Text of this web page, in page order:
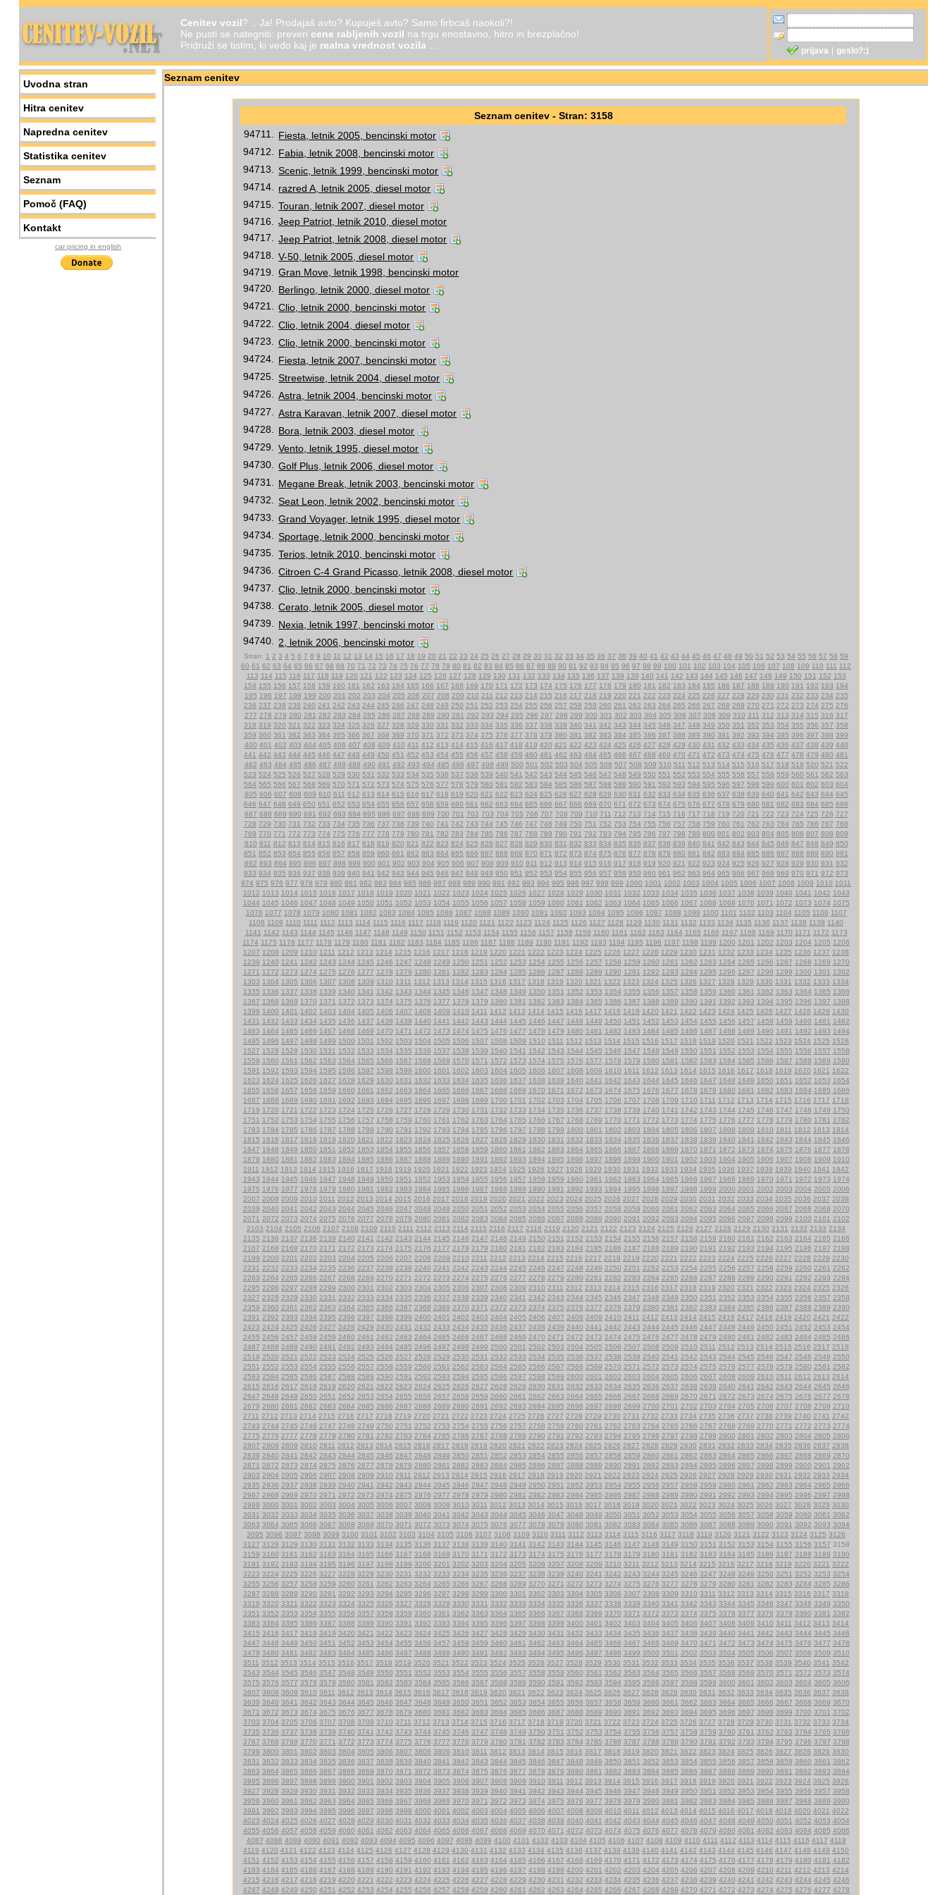
Cenitev vozil? .. Ja! Prodajaš avto? Kupuješ avto? Samo firbcaš naokoli?!
Ne pusti se nategniti: preveri cene rabljenih vozil na trgu enostavno, hitro in brezplačno!
Pridruži se tistim, ki vedo kaj je realna vrednost vozila ... prijava geslo?:)
Uvodna stran
Hitra cenitev
Napredna cenitev
Statistika cenitev
Seznam
Pomoč (FAQ)
Kontakt
car pricing in english
Seznam cenitev
Seznam cenitev - Stran: 3158
94711.
Fiesta, letnik 2005, bencinski motor
94712.
Fabia, letnik 2008, bencinski motor
94713.
Scenic, letnik 1999, bencinski motor
94714.
razred A, letnik 2005, diesel motor
94715.
Touran, letnik 2007, diesel motor
94716.
Jeep Patriot, letnik 2010, diesel motor
94717.
Jeep Patriot, letnik 2008, diesel motor
94718.
V-50, letnik 2005, diesel motor
94719.
Gran Move, letnik 1998, bencinski motor
94720.
Berlingo, letnik 2000, diesel motor
94721.
Clio, letnik 2000, bencinski motor
94722.
Clio, letnik 2004, diesel motor
94723.
Clio, letnik 2000, bencinski motor
94724.
Fiesta, letnik 2007, bencinski motor
94725.
Streetwise, letnik 2004, diesel motor
94726.
Astra, letnik 2004, bencinski motor
94727.
Astra Karavan, letnik 2007, diesel motor
94728.
Bora, letnik 2003, diesel motor
94729.
Vento, letnik 1995, diesel motor
94730.
Golf Plus, letnik 2006, diesel motor
94731.
Megane Break, letnik 2003, bencinski motor
94732.
Seat Leon, letnik 2002, bencinski motor
94733.
Grand Voyager, letnik 1995, diesel motor
94734.
Sportage, letnik 2000, bencinski motor
94735.
Terios, letnik 2010, bencinski motor
94736.
Citroen C-4 Grand Picasso, letnik 2008, diesel motor
94737.
Clio, letnik 2000, bencinski motor
94738.
Cerato, letnik 2005, diesel motor
94739.
Nexia, letnik 1997, bencinski motor
94740.
2, letnik 2006, bencinski motor
Stran: 1 2 3 4 5 6 7 8 9 10 11 12 13 14 15 16 17 18 19 20 21 22 23 24 25 26 27 28 29 30 31 32 33 34 35 36 37 38 39 40 41 42 43 44 45 46 47 48 49 50 51 52 53 54 55 56 57 58 59
60 61 62 63 64 65 66 67 68 69 70 71 72 73 74 75 76 77 78 79 80 81 82 83 84 85 86 87 88 89 90 91 92 93 94 95 96 97 98 99 100 101 102 103 104 105 106 107 108 109 110 111 112
113 114 115 116 117 118 119 120 121 122 123 124 125 126 127 128 129 130 131 132 133 134 135 136 137 138 139 140 141 142 143 144 145 146 147 148 149 150 151 152 153
154 155 156 157 158 159 160 161 162 163 164 165 166 167 168 169 170 171 172 173 174 175 176 177 178 179 180 181 182 183 184 185 186 187 188 189 190 191 192 193 194
195 196 197 198 199 200 201 202 203 204 205 206 207 208 209 210 211 212 213 214 215 216 217 218 219 220 221 222 223 224 225 226 227 228 229 230 231 232 233 234 235
236 237 238 239 240 241 242 243 244 245 246 247 248 249 250 251 252 253 254 255 256 257 258 259 260 261 262 263 264 265 266 267 268 269 270 271 272 273 274 275 276
277 278 279 280 281 282 283 284 285 286 287 288 289 290 291 292 293 294 295 296 297 298 299 300 301 302 303 304 305 306 307 308 309 310 311 312 313 314 315 316 317
318 319 320 321 322 323 324 325 326 327 328 329 330 331 332 333 334 335 336 337 338 339 340 341 342 343 344 345 346 347 348 349 350 351 352 353 354 355 356 357 358
359 360 361 362 363 364 365 366 367 368 369 370 371 372 373 374 375 376 377 378 379 380 381 382 383 384 385 386 387 388 389 390 391 392 393 394 395 396 397 398 399
400 401 402 403 404 405 406 407 408 409 410 411 412 413 414 415 416 417 418 419 420 421 422 423 424 425 426 427 428 429 430 431 432 433 434 435 436 437 438 439 440
441 442 443 444 445 446 447 448 449 450 451 452 453 454 455 456 457 458 459 460 461 462 463 464 465 466 467 468 469 470 471 472 473 474 475 476 477 478 479 480 481
482 483 484 485 486 487 488 489 490 491 492 493 494 495 496 497 498 499 500 501 502 503 504 505 506 507 508 509 510 511 512 513 514 515 516 517 518 519 520 521 522
523 524 525 526 527 528 529 530 531 532 533 534 535 536 537 538 539 540 541 542 543 544 545 546 547 548 549 550 551 552 553 554 555 556 557 558 559 560 561 562 563
564 565 566 567 568 569 570 571 572 573 574 575 576 577 578 579 580 581 582 583 584 585 586 587 588 589 590 591 592 593 594 595 596 597 598 599 600 601 602 603 604
605 606 607 608 609 610 611 612 613 614 615 616 617 618 619 620 621 622 623 624 625 626 627 628 629 630 631 632 633 634 635 636 637 638 639 640 641 642 643 644 645
646 647 648 649 650 651 652 653 654 655 656 657 658 659 660 661 662 663 664 665 666 667 668 669 670 671 672 673 674 675 676 677 678 679 680 681 682 683 684 685 686
687 688 689 690 691 692 693 694 695 696 697 698 699 700 701 702 703 704 705 706 707 708 709 710 711 712 713 714 715 716 717 718 719 720 721 722 723 724 725 726 727
728 729 730 731 732 733 734 735 736 737 738 739 740 741 742 743 744 745 746 747 748 749 750 751 752 753 754 755 756 757 758 759 760 761 762 763 764 765 766 767 768
769 770 771 772 773 774 775 776 777 778 779 780 781 782 783 784 785 786 787 788 789 790 791 792 793 794 795 796 797 798 799 800 801 802 803 804 805 806 807 808 809
810 811 812 813 814 815 816 817 818 819 820 821 822 823 824 825 826 827 828 829 830 831 832 833 834 835 836 837 838 839 840 841 842 843 844 845 846 847 848 849 850
851 852 853 854 855 856 857 858 859 860 861 862 863 864 865 866 867 868 869 870 871 872 873 874 875 876 877 878 879 880 881 882 883 884 885 886 887 888 889 890 891
892 893 894 895 896 897 898 899 900 901 902 903 904 905 906 907 908 909 910 911 912 913 914 915 916 917 918 919 920 921 922 923 924 925 926 927 928 929 930 931 932
933 934 935 936 937 938 939 940 941 942 943 944 945 946 947 948 949 950 951 952 953 954 955 956 957 958 959 960 961 962 963 964 965 966 967 968 969 970 971 972 973
974 975 976 977 978 979 980 981 982 983 984 985 986 987 988 989 990 991 992 993 994 995 996 997 998 999 1000 1001 1002 1003 1004 1005 1006 1007 1008 1009 1010 1011
1012 1013 1014 1015 1016 1017 1018 1019 1020 1021 1022 1023 1024 1025 1026 1027 1028 1029 1030 1031 1032 1033 1034 1035 1036 1037 1038 1039 1040 1041 1042 1043
1044 1045 1046 1047 1048 1049 1050 1051 1052 1053 1054 1055 1056 1057 1058 1059 1060 1061 1062 1063 1064 1065 1066 1067 1068 1069 1070 1071 1072 1073 1074 1075
1076 1077 1078 1079 1080 1081 1082 1083 1084 1085 1086 1087 1088 1089 1090 1091 1092 1093 1094 1095 1096 1097 1098 1099 1100 1101 1102 1103 1104 1105 1106 1107
1108 1109 1110 1111 1112 1113 1114 1115 1116 1117 1118 1119 1120 1121 1122 1123 1124 1125 1126 1127 1128 1129 1130 1131 1132 1133 1134 1135 1136 1137 1138 1139 1140
1141 1142 1143 1144 1145 1146 1147 1148 1149 1150 1151 1152 1153 1154 1155 1156 1157 1158 1159 1160 1161 1162 1163 1164 1165 1166 1167 1168 1169 1170 1171 1172 1173
1174 1175 1176 1177 1178 1179 1180 1181 1182 1183 1184 1185 1186 1187 1188 1189 1190 1191 1192 1193 1194 1195 1196 1197 1198 1199 1200 1201 1202 1203 1204 1205 1206
1207 1208 1209 1210 1211 1212 1213 1214 1215 1216 1217 1218 1219 1220 1221 1222 1223 1224 1225 1226 1227 1228 1229 1230 1231 1232 1233 1234 1235 1236 1237 1238
1239 1240 1241 1242 1243 1244 1245 1246 1247 1248 1249 1250 1251 1252 1253 1254 1255 1256 1257 1258 1259 1260 1261 1262 1263 1264 1265 1266 1267 1268 1269 1270
1271 1272 1273 1274 1275 1276 1277 1278 1279 1280 1281 1282 1283 1284 1285 1286 1287 1288 1289 1290 1291 1292 1293 1294 1295 1296 1297 1298 1299 1300 1301 1302
1303 1304 1305 1306 1307 1308 1309 1310 1311 1312 1313 1314 1315 1316 1317 1318 1319 1320 1321 1322 1323 1324 1325 1326 1327 1328 1329 1330 1331 1332 1333 1334
1335 1336 1337 1338 1339 1340 1341 1342 1343 1344 1345 1346 1347 1348 1349 1350 1351 1352 1353 1354 1355 1356 1357 1358 1359 1360 1361 1362 1363 1364 1365 1366
1367 1368 1369 1370 1371 1372 1373 1374 1375 1376 1377 1378 1379 1380 1381 1382 1383 1384 1385 1386 1387 1388 1389 1390 1391 1392 1393 1394 1395 1396 1397 1398
1399 1400 1401 1402 1403 1404 1405 1406 1407 1408 1409 1410 1411 1412 1413 1414 1415 1416 1417 1418 1419 1420 1421 1422 1423 1424 1425 1426 1427 1428 1429 1430
1431 1432 1433 1434 1435 1436 1437 1438 1439 1440 1441 1442 1443 1444 1445 1446 1447 1448 1449 1450 1451 1452 1453 1454 1455 1456 1457 1458 1459 1460 1461 1462
1463 1464 1465 1466 1467 1468 1469 1470 1471 1472 1473 1474 1475 1476 1477 1478 1479 1480 1481 1482 1483 1484 1485 1486 1487 1488 1489 1490 1491 1492 1493 1494
1495 1496 1497 1498 1499 1500 1501 1502 1503 1504 1505 1506 1507 1508 1509 1510 1511 1512 1513 1514 1515 1516 1517 1518 1519 1520 1521 1522 1523 1524 1525 1526
1527 1528 1529 1530 1531 1532 1533 1534 1535 1536 1537 1538 1539 1540 1541 1542 1543 1544 1545 1546 1547 1548 1549 1550 1551 1552 1553 1554 1555 1556 1557 1558
1559 1560 1561 1562 1563 1564 1565 1566 1567 1568 1569 1570 1571 1572 1573 1574 1575 1576 1577 1578 1579 1580 1581 1582 1583 1584 1585 1586 1587 1588 1589 1590
1591 1592 1593 1594 1595 1596 1597 1598 1599 1600 1601 1602 1603 1604 1605 1606 1607 1608 1609 1610 1611 1612 1613 1614 1615 1616 1617 1618 1619 1620 1621 1622
1623 1624 1625 1626 1627 1628 1629 1630 1631 1632 1633 1634 1635 1636 1637 1638 1639 1640 1641 1642 1643 1644 1645 1646 1647 1648 1649 1650 1651 1652 1653 1654
1655 1656 1657 1658 1659 1660 1661 1662 1663 1664 1665 1666 1667 1668 1669 1670 1671 1672 1673 1674 1675 1676 1677 1678 1679 1680 1681 1682 1683 1684 1685 1686
1687 1688 1689 1690 1691 1692 1693 1694 1695 1696 1697 1698 1699 1700 1701 1702 1703 1704 1705 1706 1707 1708 1709 1710 1711 1712 1713 1714 1715 1716 1717 1718
1719 1720 1721 1722 1723 1724 1725 1726 1727 1728 1729 1730 1731 1732 1733 1734 1735 1736 1737 1738 1739 1740 1741 1742 1743 1744 1745 1746 1747 1748 1749 1750
1751 1752 1753 1754 1755 1756 1757 1758 1759 1760 1761 1762 1763 1764 1765 1766 1767 1768 1769 1770 1771 1772 1773 1774 1775 1776 1777 1778 1779 1780 1781 1782
1783 1784 1785 1786 1787 1788 1789 1790 1791 1792 1793 1794 1795 1796 1797 1798 1799 1800 1801 1802 1803 1804 1805 1806 1807 1808 1809 1810 1811 1812 1813 1814
1815 1816 1817 1818 1819 1820 1821 1822 1823 1824 1825 1826 1827 1828 1829 1830 1831 1832 1833 1834 1835 1836 1837 1838 1839 1840 1841 1842 1843 1844 1845 1846
1847 1848 1849 1850 1851 1852 1853 1854 1855 1856 1857 1858 1859 1860 1861 1862 1863 1864 1865 1866 1867 1868 1869 1870 1871 1872 1873 1874 1875 1876 1877 1878
1879 1880 1881 1882 1883 1884 1885 1886 1887 1888 1889 1890 1891 1892 1893 1894 1895 1896 1897 1898 1899 1900 1901 1902 1903 1904 1905 1906 1907 1908 1909 1910
1911 1912 1913 1914 1915 1916 1917 1918 1919 1920 1921 1922 1923 1924 1925 1926 1927 1928 1929 1930 1931 1932 1933 1934 1935 1936 1937 1938 1939 1940 1941 1942
1943 1944 1945 1946 1947 1948 1949 1950 1951 1952 1953 1954 1955 1956 1957 1958 1959 1960 1961 1962 1963 1964 1965 1966 1967 1968 1969 1970 1971 1972 1973 1974
1975 1976 1977 1978 1979 1980 1981 1982 1983 1984 1985 1986 1987 1988 1989 1990 1991 1992 1993 1994 1995 1996 1997 1998 1999 2000 2001 2002 2003 2004 2005 2006
2007 2008 2009 2010 2011 2012 2013 2014 2015 2016 2017 2018 2019 2020 2021 2022 2023 2024 2025 2026 2027 2028 2029 2030 2031 2032 2033 2034 2035 2036 2037 2038
2039 2040 2041 2042 2043 2044 2045 2046 2047 2048 2049 2050 2051 2052 2053 2054 2055 2056 2057 2058 2059 2060 2061 2062 2063 2064 2065 2066 2067 2068 2069 2070
2071 2072 2073 2074 2075 2076 2077 2078 2079 2080 2081 2082 2083 2084 2085 2086 2087 2088 2089 2090 2091 2092 2093 2094 2095 2096 2097 2098 2099 2100 2101 2102
2103 2104 2105 2106 2107 2108 2109 2110 2111 2112 2113 2114 2115 2116 2117 2118 2119 2120 2121 2122 2123 2124 2125 2126 2127 2128 2129 2130 2131 2132 2133 2134
2135 2136 2137 2138 2139 2140 2141 2142 2143 2144 2145 2146 2147 2148 2149 2150 2151 2152 2153 2154 2155 2156 2157 2158 2159 2160 2161 2162 2163 2164 2165 2166
2167 2168 2169 2170 2171 2172 2173 2174 2175 2176 2177 2178 2179 2180 2181 2182 2183 2184 2185 2186 2187 2188 2189 2190 2191 2192 2193 2194 2195 2196 2197 2198
2199 2200 2201 2202 2203 2204 2205 2206 2207 2208 2209 2210 2211 2212 2213 2214 2215 2216 2217 2218 2219 2220 2221 2222 2223 2224 2225 2226 2227 2228 2229 2230
2231 2232 2233 2234 2235 2236 2237 2238 2239 2240 2241 2242 2243 2244 2245 2246 2247 2248 2249 2250 2251 2252 2253 2254 2255 2256 2257 2258 2259 2260 2261 2262
2263 2264 2265 2266 2267 2268 2269 2270 2271 2272 2273 2274 2275 2276 2277 2278 2279 2280 2281 2282 2283 2284 2285 2286 2287 2288 2289 2290 2291 2292 2293 2294
2295 2296 2297 2298 2299 2300 2301 2302 2303 2304 2305 2306 2307 2308 2309 2310 2311 2312 2313 2314 2315 2316 2317 2318 2319 2320 2321 2322 2323 2324 2325 2326
2327 2328 2329 2330 2331 2332 2333 2334 2335 2336 2337 2338 2339 2340 2341 2342 2343 2344 2345 2346 2347 2348 2349 2350 2351 2352 2353 2354 2355 2356 2357 2358
2359 2360 2361 2362 2363 2364 2365 2366 2367 2368 2369 2370 2371 2372 2373 2374 2375 2376 2377 2378 2379 2380 2381 2382 2383 2384 2385 2386 2387 2388 2389 2390
2391 2392 2393 2394 2395 2396 2397 2398 2399 2400 2401 2402 2403 2404 2405 2406 2407 2408 2409 2410 2411 2412 2413 2414 2415 2416 2417 2418 2419 2420 2421 2422
2423 2424 2425 2426 2427 2428 2429 2430 2431 2432 2433 2434 2435 2436 2437 2438 2439 2440 2441 2442 2443 2444 2445 2446 2447 2448 2449 2450 2451 2452 2453 2454
2455 2456 2457 2458 2459 2460 2461 2462 2463 2464 2465 2466 2467 2468 2469 2470 2471 2472 2473 2474 2475 2476 2477 2478 2479 2480 2481 2482 2483 2484 2485 2486
2487 2488 2489 2490 2491 2492 2493 2494 2495 2496 2497 2498 2499 2500 2501 2502 2503 2504 2505 2506 2507 2508 2509 2510 2511 2512 2513 2514 2515 2516 2517 2518
2519 2520 2521 2522 2523 2524 2525 2526 2527 2528 2529 2530 2531 2532 2533 2534 2535 2536 2537 2538 2539 2540 2541 2542 2543 2544 2545 2546 2547 2548 2549 2550
2551 2552 2553 2554 2555 2556 2557 2558 2559 2560 2561 2562 2563 2564 2565 2566 2567 2568 2569 2570 2571 2572 2573 2574 2575 2576 2577 2578 2579 2580 2581 2582
2583 2584 2585 2586 2587 2588 2589 2590 2591 2592 2593 2594 2595 2596 2597 2598 2599 2600 2601 2602 2603 2604 2605 2606 2607 2608 2609 2610 2611 2612 2613 2614
2615 2616 2617 2618 2619 2620 2621 2622 2623 2624 2625 2626 2627 2628 2629 2630 2631 2632 2633 2634 2635 2636 2637 2638 2639 2640 2641 2642 2643 2644 2645 2646
2647 2648 2649 2650 2651 2652 2653 2654 2655 2656 2657 2658 2659 2660 2661 2662 2663 2664 2665 2666 2667 2668 2669 2670 2671 2672 2673 2674 2675 2676 2677 2678
2679 2680 2681 2682 2683 2684 2685 2686 2687 2688 2689 2690 2691 2692 2693 2694 2695 2696 2697 2698 2699 2700 2701 2702 2703 2704 2705 2706 2707 2708 2709 2710
2711 2712 2713 2714 2715 2716 2717 2718 2719 2720 2721 2722 2723 2724 2725 2726 2727 2728 2729 2730 2731 2732 2733 2734 2735 2736 2737 2738 2739 2740 2741 2742
2743 2744 2745 2746 2747 2748 2749 2750 2751 2752 2753 2754 2755 2756 2757 2758 2759 2760 2761 2762 2763 2764 2765 2766 2767 2768 2769 2770 2771 2772 2773 2774
2775 2776 2777 2778 2779 2780 2781 2782 2783 2784 2785 2786 2787 2788 2789 2790 2791 2792 2793 2794 2795 2796 2797 2798 2799 2800 2801 2802 2803 2804 2805 2806
2807 2808 2809 2810 2811 2812 2813 2814 2815 2816 2817 2818 2819 2820 2821 2822 2823 2824 2825 2826 2827 2828 2829 2830 2831 2832 2833 2834 2835 2836 2837 2838
2839 2840 2841 2842 2843 2844 2845 2846 2847 2848 2849 2850 2851 2852 2853 2854 2855 2856 2857 2858 2859 2860 2861 2862 2863 2864 2865 2866 2867 2868 2869 2870
2871 2872 2873 2874 2875 2876 2877 2878 2879 2880 2881 2882 2883 2884 2885 2886 2887 2888 2889 2890 2891 2892 2893 2894 2895 2896 2897 2898 2899 2900 2901 2902
2903 2904 2905 2906 2907 2908 2909 2910 2911 2912 2913 2914 2915 2916 2917 2918 2919 2920 2921 2922 2923 2924 2925 2926 2927 2928 2929 2930 2931 2932 2933 2934
2935 2936 2937 2938 2939 2940 2941 2942 2943 2944 2945 2946 2947 2948 2949 2950 2951 2952 2953 2954 2955 2956 2957 2958 2959 2960 2961 2962 2963 2964 2965 2966
2967 2968 2969 2970 2971 2972 2973 2974 2975 2976 2977 2978 2979 2980 2981 2982 2983 2984 2985 2986 2987 2988 2989 2990 2991 2992 2993 2994 2995 2996 2997 2998
2999 3000 3001 3002 3003 3004 3005 3006 3007 3008 3009 3010 3011 3012 3013 3014 3015 3016 3017 3018 3019 3020 3021 3022 3023 3024 3025 3026 3027 3028 3029 3030
3031 3032 3033 3034 3035 3036 3037 3038 3039 3040 3041 3042 3043 3044 3045 3046 3047 3048 3049 3050 3051 3052 3053 3054 3055 3056 3057 3058 3059 3060 3061 3062
3063 3064 3065 3066 3067 3068 3069 3070 3071 3072 3073 3074 3075 3076 3077 3078 3079 3080 3081 3082 3083 3084 3085 3086 3087 3088 3089 3090 3091 3092 3093 3094
3095 3096 3097 3098 3099 3100 3101 3102 3103 3104 3105 3106 3107 3108 3109 3110 3111 3112 3113 3114 3115 3116 3117 3118 3119 3120 3121 3122 3123 3124 3125 3126
3127 3128 3129 3130 3131 3132 3133 3134 3135 3136 3137 3138 3139 3140 3141 3142 3143 3144 3145 3146 3147 3148 3149 3150 3151 3152 3153 3154 3155 3156 3157 3158
3159 3160 3161 3162 3163 3164 3165 3166 3167 3168 3169 3170 3171 3172 3173 3174 3175 3176 3177 3178 3179 3180 3181 3182 3183 3184 3185 3186 3187 3188 3189 3190
3191 3192 3193 3194 3195 3196 3197 3198 3199 3200 3201 3202 3203 3204 3205 3206 3207 3208 3209 3210 3211 3212 3213 3214 3215 3216 3217 3218 3219 3220 3221 3222
3223 3224 3225 3226 3227 3228 3229 3230 3231 3232 3233 3234 3235 3236 3237 3238 3239 3240 3241 3242 3243 3244 3245 3246 3247 3248 3249 3250 3251 3252 3253 3254
3255 3256 3257 3258 3259 3260 3261 3262 3263 3264 3265 3266 3267 3268 3269 3270 3271 3272 3273 3274 3275 3276 3277 3278 3279 3280 3281 3282 3283 3284 3285 3286
3287 3288 3289 3290 3291 3292 3293 3294 3295 3296 3297 3298 3299 3300 3301 3302 3303 3304 3305 3306 3307 3308 3309 3310 3311 3312 3313 3314 3315 3316 3317 3318
3319 3320 3321 3322 3323 3324 3325 3326 3327 3328 3329 3330 3331 3332 3333 3334 3335 3336 3337 3338 3339 3340 3341 3342 3343 3344 3345 3346 3347 3348 3349 3350
3351 3352 3353 3354 3355 3356 3357 3358 3359 3360 3361 3362 3363 3364 3365 3366 3367 3368 3369 3370 3371 3372 3373 3374 3375 3376 3377 3378 3379 3380 3381 3382
3383 3384 3385 3386 3387 3388 3389 3390 3391 3392 3393 3394 3395 3396 3397 3398 3399 3400 3401 3402 3403 3404 3405 3406 3407 3408 3409 3410 3411 3412 3413 3414
3415 3416 3417 3418 3419 3420 3421 3422 3423 3424 3425 3426 3427 3428 3429 3430 3431 3432 3433 3434 3435 3436 3437 3438 3439 3440 3441 3442 3443 3444 3445 3446
3447 3448 3449 3450 3451 3452 3453 3454 3455 3456 3457 3458 3459 3460 3461 3462 3463 3464 3465 3466 3467 3468 3469 3470 3471 3472 3473 3474 3475 3476 3477 3478
3479 3480 3481 3482 3483 3484 3485 3486 3487 3488 3489 3490 3491 3492 3493 3494 3495 3496 3497 3498 3499 3500 3501 3502 3503 3504 3505 3506 3507 3508 3509 3510
3511 3512 3513 3514 3515 3516 3517 3518 3519 3520 3521 3522 3523 3524 3525 3526 3527 3528 3529 3530 3531 3532 3533 3534 3535 3536 3537 3538 3539 3540 3541 3542
3543 3544 3545 3546 3547 3548 3549 3550 3551 3552 3553 3554 3555 3556 3557 3558 3559 3560 3561 3562 3563 3564 3565 3566 3567 3568 3569 3570 3571 3572 3573 3574
3575 3576 3577 3578 3579 3580 3581 3582 3583 3584 3585 3586 3587 3588 3589 3590 3591 3592 3593 3594 3595 3596 3597 3598 3599 3600 3601 3602 3603 3604 3605 3606
3607 3608 3609 3610 3611 3612 3613 3614 3615 3616 3617 3618 3619 3620 3621 3622 3623 3624 3625 3626 3627 3628 3629 3630 3631 3632 3633 3634 3635 3636 3637 3638
3639 3640 3641 3642 3643 3644 3645 3646 3647 3648 3649 3650 3651 3652 3653 3654 3655 3656 3657 3658 3659 3660 3661 3662 3663 3664 3665 3666 3667 3668 3669 3670
3671 3672 3673 3674 3675 3676 3677 3678 3679 3680 3681 3682 3683 3684 3685 3686 3687 3688 3689 3690 3691 3692 3693 3694 3695 3696 3697 3698 3699 3700 3701 3702
3703 3704 3705 3706 3707 3708 3709 3710 3711 3712 3713 3714 3715 3716 3717 3718 3719 3720 3721 3722 3723 3724 3725 3726 3727 3728 3729 3730 3731 3732 3733 3734
3735 3736 3737 3738 3739 3740 3741 3742 3743 3744 3745 3746 3747 3748 3749 3750 3751 3752 3753 3754 3755 3756 3757 3758 3759 3760 3761 3762 3763 3764 3765 3766
3767 3768 3769 3770 3771 3772 3773 3774 3775 3776 3777 3778 3779 3780 3781 3782 3783 3784 3785 3786 3787 3788 3789 3790 3791 3792 3793 3794 3795 3796 3797 3798
3799 3800 3801 3802 3803 3804 3805 3806 3807 3808 3809 3810 3811 3812 3813 3814 3815 3816 3817 3818 3819 3820 3821 3822 3823 3824 3825 3826 3827 3828 3829 3830
3831 3832 3833 3834 3835 3836 3837 3838 3839 3840 3841 3842 3843 3844 3845 3846 3847 3848 3849 3850 3851 3852 3853 3854 3855 3856 3857 3858 3859 3860 3861 3862
3863 3864 3865 3866 3867 3868 3869 3870 3871 3872 3873 3874 3875 3876 3877 3878 3879 3880 3881 3882 3883 3884 3885 3886 3887 3888 3889 3890 3891 3892 3893 3894
3895 3896 3897 3898 3899 3900 3901 3902 3903 3904 3905 3906 3907 3908 3909 3910 3911 3912 3913 3914 3915 3916 3917 3918 3919 3920 3921 3922 3923 3924 3925 3926
3927 3928 3929 3930 3931 3932 3933 3934 3935 3936 3937 3938 3939 3940 3941 3942 3943 3944 3945 3946 3947 3948 3949 3950 3951 3952 3953 3954 3955 3956 3957 3958
3959 3960 3961 3962 3963 3964 3965 3966 3967 3968 3969 3970 3971 3972 3973 3974 3975 3976 3977 3978 3979 3980 3981 3982 3983 3984 3985 3986 3987 3988 3989 3990
3991 3992 3993 3994 3995 3996 3997 3998 3999 4000 4001 4002 4003 4004 4005 4006 4007 4008 4009 4010 4011 4012 4013 4014 4015 4016 4017 4018 4019 4020 4021 4022
4023 4024 4025 4026 4027 4028 4029 4030 4031 4032 4033 4034 4035 4036 4037 4038 4039 4040 4041 4042 4043 4044 4045 4046 4047 4048 4049 4050 4051 4052 4053 4054
4055 4056 4057 4058 4059 4060 4061 4062 4063 4064 4065 4066 4067 4068 4069 4070 4071 4072 4073 4074 4075 4076 4077 4078 4079 4080 4081 4082 4083 4084 4085 4086
4087 4088 4089 4090 4091 4092 4093 4094 4095 4096 4097 4098 4099 4100 4101 4102 4103 4104 4105 4106 4107 4108 4109 4110 4111 4112 4113 4114 4115 4116 4117 4118
4119 4120 4121 4122 4123 4124 4125 4126 4127 4128 4129 4130 4131 4132 4133 4134 4135 4136 4137 4138 4139 4140 4141 4142 4143 4144 4145 4146 4147 4148 4149 4150
4151 4152 4153 4154 4155 4156 4157 4158 4159 4160 4161 4162 4163 4164 4165 4166 4167 4168 4169 4170 4171 4172 4173 4174 4175 4176 4177 4178 4179 4180 4181 4182
4183 4184 4185 4186 4187 4188 4189 4190 4191 4192 4193 4194 4195 4196 4197 4198 4199 4200 4201 4202 4203 4204 4205 4206 4207 4208 4209 4210 4211 4212 4213 4214
4215 4216 4217 4218 4219 4220 4221 4222 4223 4224 4225 4226 4227 4228 4229 4230 4231 4232 4233 4234 4235 4236 4237 4238 4239 4240 4241 4242 4243 4244 4245 4246
4247 4248 4249 4250 4251 4252 4253 4254 4255 4256 4257 4258 4259 4260 4261 4262 4263 4264 4265 4266 4267 4268 4269 4270 4271 4272 4273 4274 4275 4276 4277 4278